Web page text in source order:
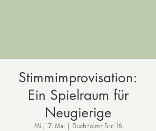
Stimmimprovisation:
Ein Spielraum für
Neugierige
Mi., 17. Mai
  |
Buchholzer Str. 16